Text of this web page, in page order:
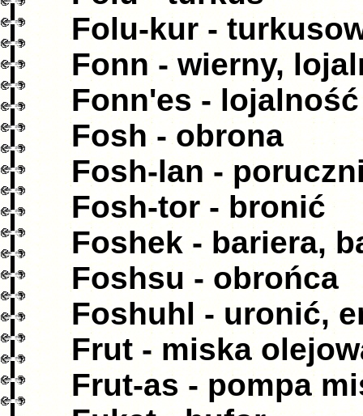
Folu-kur -
Fonn - wierny,
Fonn'es - lojalność
Fosh - obrona
Fosh-lan -
Fosh-tor - bronić
Foshek - bariera,
Foshsu - obrońca
Foshuhl - uronić,
Frut - miska
Frut-as - pompa